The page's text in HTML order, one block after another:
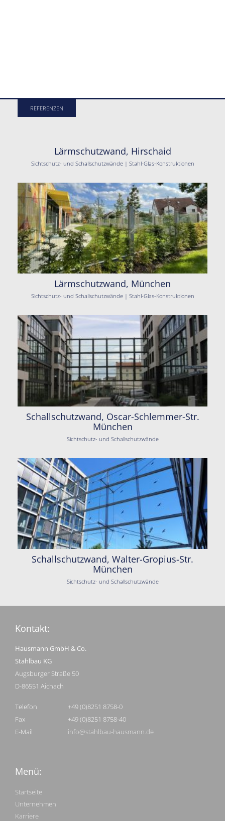
REFERENZEN
Lärmschutzwand, Hirschaid
Sichtschutz- und Schallschutzwände | Stahl-Glas-Konstruktionen
Lärmschutzwand, München
Sichtschutz- und Schallschutzwände | Stahl-Glas-Konstruktionen
Schallschutzwand, Oscar-Schlemmer-Str.
München
Sichtschutz- und Schallschutzwände
Schallschutzwand, Walter-Gropius-Str.
München
Sichtschutz- und Schallschutzwände
Kontakt:
Hausmann GmbH & Co.
Stahlbau KG
Augsburger Straße 50
D-86551 Aichach
Telefon
Fax
E-Mail
+49 (0)8251 8758-0
+49 (0)8251 8758-40
info@stahlbau-hausmann.de
Menü:
Startseite
Unternehmen
Karriere